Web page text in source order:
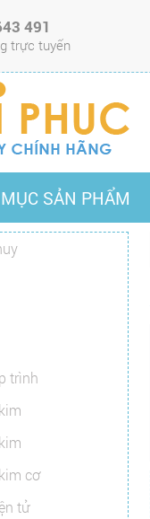
491
trực tuyến
SẢN PHẨM
trình
cơ
tử